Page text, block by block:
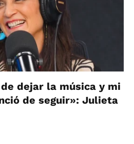
dejar la música y mi
de seguir»: Julieta